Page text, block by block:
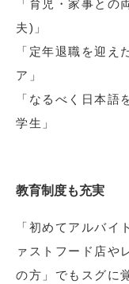
「育児・家事との
夫)」
「定年退職を迎え
ア」
「なるべく日本語
学生」
教育制度も充実
「初めてアルバイ
ァストフード店や
の方」でもスグに